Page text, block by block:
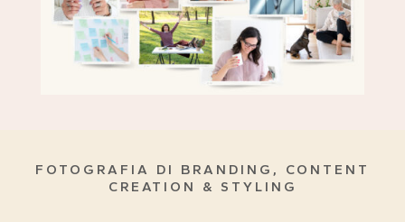
FOTOGRAFIA DI BRANDING, CONTENT
CREATION & STYLING